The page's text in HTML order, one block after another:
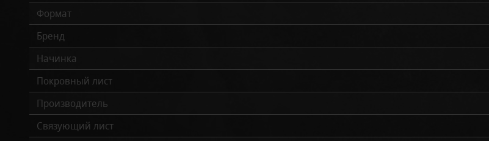
Формат
Бренд
Начинка
Покровный лист
Производитель
Связующий лист